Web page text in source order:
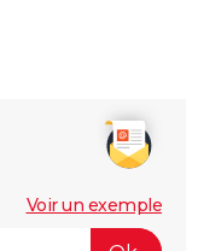
Voir un exemple